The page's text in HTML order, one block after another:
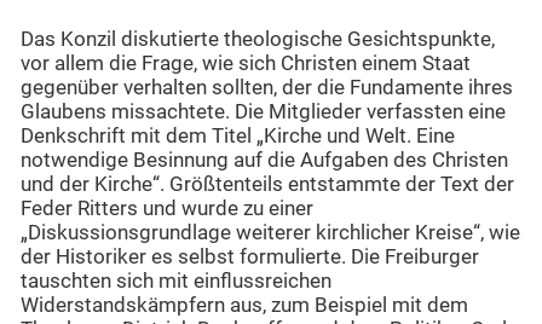
Das Konzil diskutierte theologische Gesichtspunkte,
vor allem die Frage, wie sich Christen einem Staat
gegenüber verhalten sollten, der die Fundamente ihres
Glaubens missachtete. Die Mitglieder verfassten eine
Denkschrift mit dem Titel „Kirche und Welt. Eine
notwendige Besinnung auf die Aufgaben des Christen
und der Kirche“. Größtenteils entstammte der Text der
Feder Ritters und wurde zu einer
„Diskussionsgrundlage weiterer kirchlicher Kreise“, wie
der Historiker es selbst formulierte. Die Freiburger
tauschten sich mit einflussreichen
Widerstandskämpfern aus, zum Beispiel mit dem